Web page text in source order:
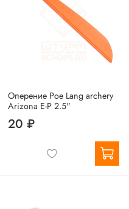
Оперение Poe Lang archery
Arizona E-P 2.5"
20 ₽